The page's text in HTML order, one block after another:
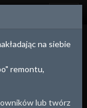
na siebie
remontu,
lub twórz